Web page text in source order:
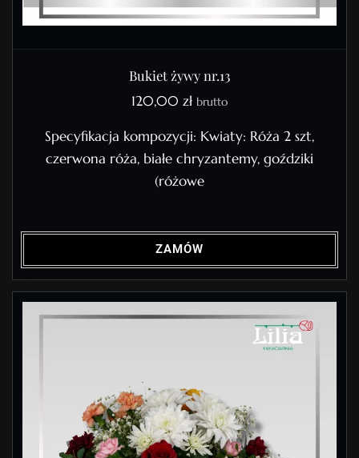
Bukiet żywy nr.13
120,00 zł brutto
Specyfikacja kompozycji: Kwiaty: Róża 2 szt,
czerwona róża, białe chryzantemy, goździki
(różowe
ZAMÓW